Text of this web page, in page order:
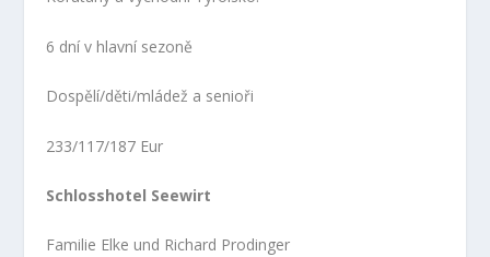
6 dní v hlavní sezoně
Dospělí/děti/mládež a senioři
233/117/187 Eur
Schlosshotel Seewirt
Familie Elke und Richard Prodinger